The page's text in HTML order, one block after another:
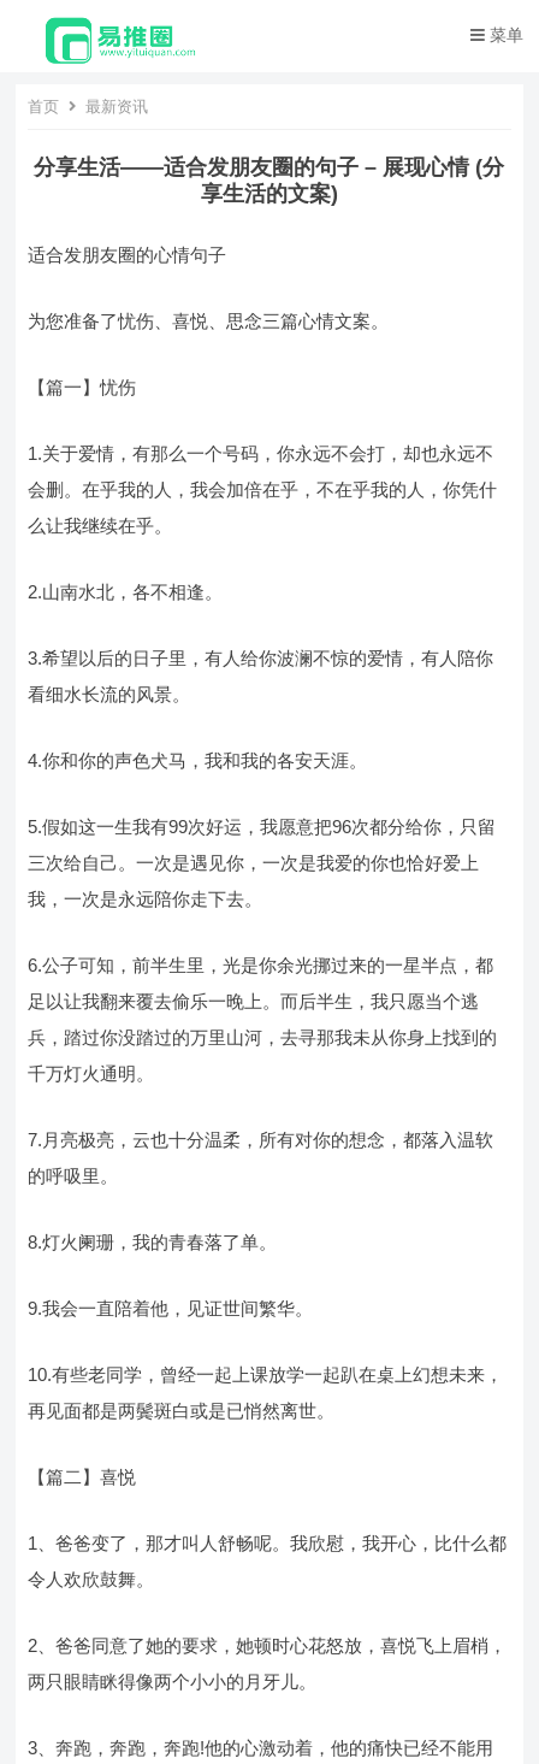
菜单
首页 最新资讯
分享生活——适合发朋友圈的句子 – 展现心情 (分
享生活的文案)
适合发朋友圈的心情句子
为您准备了忧伤、喜悦、思念三篇心情文案。
【篇一】忧伤
1.关于爱情，有那么一个号码，你永远不会打，却也永远不
会删。在乎我的人，我会加倍在乎，不在乎我的人，你凭什
么让我继续在乎。
2.山南水北，各不相逢。
3.希望以后的日子里，有人给你波澜不惊的爱情，有人陪你
看细水长流的风景。
4.你和你的声色犬马，我和我的各安天涯。
5.假如这一生我有99次好运，我愿意把96次都分给你，只留
三次给自己。一次是遇见你，一次是我爱的你也恰好爱上
我，一次是永远陪你走下去。
6.公子可知，前半生里，光是你余光挪过来的一星半点，都
足以让我翻来覆去偷乐一晚上。而后半生，我只愿当个逃
兵，踏过你没踏过的万里山河，去寻那我未从你身上找到的
千万灯火通明。
7.月亮极亮，云也十分温柔，所有对你的想念，都落入温软
的呼吸里。
8.灯火阑珊，我的青春落了单。
9.我会一直陪着他，见证世间繁华。
10.有些老同学，曾经一起上课放学一起趴在桌上幻想未来，
再见面都是两鬓斑白或是已悄然离世。
【篇二】喜悦
1、爸爸变了，那才叫人舒畅呢。我欣慰，我开心，比什么都
令人欢欣鼓舞。
2、爸爸同意了她的要求，她顿时心花怒放，喜悦飞上眉梢，
两只眼睛眯得像两个小小的月牙儿。
3、奔跑，奔跑，奔跑!他的心激动着，他的痛快已经不能用